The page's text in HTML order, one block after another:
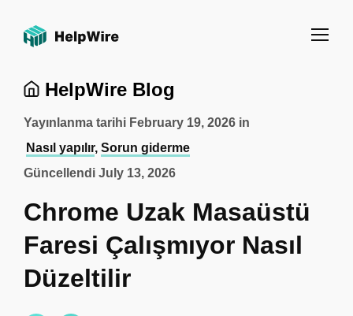
HelpWire Blog
Güncellendi July 13, 2026
Yayınlanma tarihi February 19, 2026 in
Nasıl yapılır, Sorun giderme
Chrome Uzak Masaüstü
Faresi Çalışmıyor Nasıl
Düzeltilir